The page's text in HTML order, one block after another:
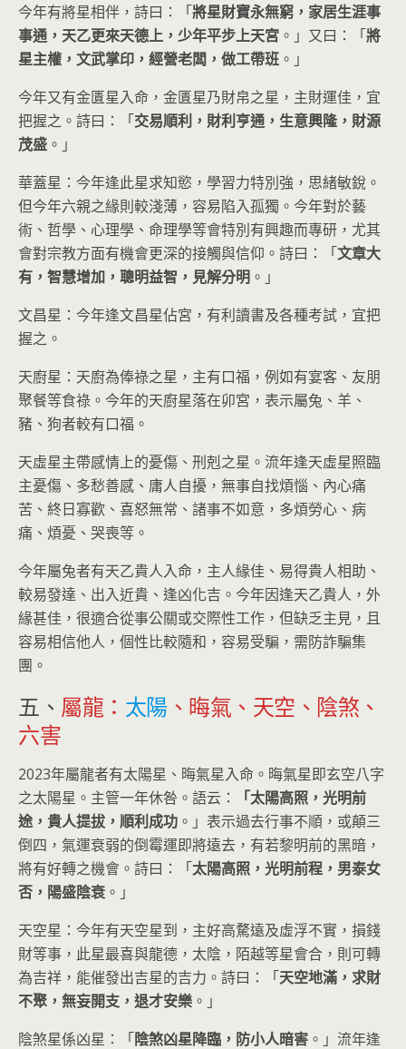
今年有將星相伴，詩曰：「將星財寶永無窮，家居生涯事
事通，天乙更來天德上，少年平步上天宮 。」又曰：「將
星主權，文武掌印，經營老闆，做工帶班 。」
今年又有金匱星入命，金匱星乃財帛之星，主財運佳，宜
把握之。詩曰：「交易順利，財利亨通，生意興隆，財源
茂盛 。」
華蓋星：今年逢此星求知慾，學習力特別強，思緒敏銳。
但今年六親之緣則較淺薄，容易陷入孤獨。今年對於藝
術、哲學、心理學、命理學等會特別有興趣而專研，尤其
會對宗教方面有機會更深的接觸與信仰。詩曰：「文章大
有，智慧增加，聰明益智，見解分明 。」
文昌星：今年逢文昌星佔宮，有利讀書及各種考試，宜把
握之。
天廚星：天廚為俸祿之星，主有口福，例如有宴客、友朋
聚餐等食祿。今年的天廚星落在卯宮，表示屬兔、羊、
豬、狗者較有口福。
天虛星主帶感情上的憂傷、刑剋之星。流年逢天虛星照臨
主憂傷、多愁善感、庸人自擾，無事自找煩惱、內心痛
苦、終日寡歡、喜怒無常、諸事不如意，多煩勞心、病
痛、煩憂、哭喪等。
今年屬兔者有天乙貴人入命，主人緣佳、易得貴人相助、
較易發達、出入近貴、逢凶化吉。今年因逢天乙貴人，外
緣甚佳，很適合從事公關或交際性工作，但缺乏主見，且
容易相信他人，個性比較隨和，容易受騙，需防詐騙集
團。
五、 屬龍： 太陽 、晦氣、天空、陰煞、
六害
2023年屬龍者有太陽星、晦氣星入命。晦氣星即玄空八字
之太陽星。主管一年休咎。語云：
「太陽高照，光明前
途，貴人提拔，順利成功 。」表示過去行事不順，或顛三
倒四，氣運衰弱的倒霉運即將遠去，有若黎明前的黑暗，
將有好轉之機會。詩曰：「太陽高照，光明前程，男泰女
否，陽盛陰衰 。」
天空星：今年有天空星到，主好高騖遠及虛浮不實，損錢
財等事，此星最喜與龍德，太陰，陌越等星會合，則可轉
為吉祥，能催發出吉星的吉力。詩曰：「天空地滿，求財
不聚，無妄開支，退才安樂 。」
陰煞星係凶星：「陰煞凶星降臨，防小人暗害 。」流年逢